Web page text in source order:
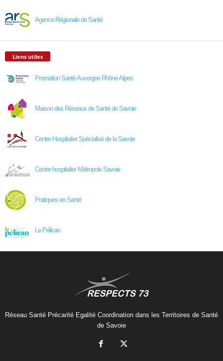
Agence Régionale de Santé
Liens utiles
Promotion Santé Auvergne Rhône-Alpes
Maison des Réseaux de Santé de Savoie
Centre Hospitalier Spécialisé de la Savoie
Centre hospitalier Métropole Savoie
Pratiques en Santé
Le Pélican
Réseau Santé Précarité Egalité Coordination dans les Territoires de Santé
de Savoie